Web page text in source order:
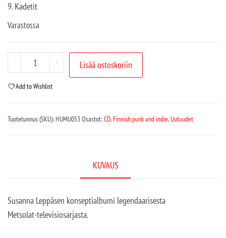
9. Kadetit
Varastossa
- + Lisää ostoskoriin
Add to Wishlist
Tuotetunnus (SKU): HUMU053Osastot:CD,Finnish punk and indie,Uutuudet
KUVAUS
Susanna Leppäsen konseptialbumi legendaarisesta
Metsolat-televisiosarjasta.